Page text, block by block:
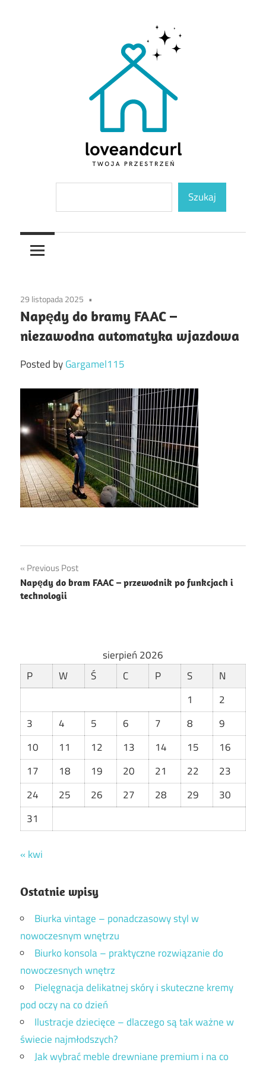
Loveandcurl Szukaj
29 listopada 2025
Napędy do bramy FAAC –
niezawodna automatyka wjazdowa
Posted byGargamel115
Nawigacja
wpisu
Previous Post
Napędy do bram FAAC – przewodnik po funkcjach i
technologii
sierpień 2026
P
W Ś C P S
N
1
2
3
4 5 6 7 8
9
10
11 12 13 14 15
16
17
18 19 20 21 22
23
24
25 26 27 28 29
30
31
« kwi
Ostatnie wpisy
Biurka vintage – ponadczasowy styl w
nowoczesnym wnętrzu
Biurko konsola – praktyczne rozwiązanie do
nowoczesnych wnętrz
Pielęgnacja delikatnej skóry i skuteczne kremy
pod oczy na co dzień
Ilustracje dziecięce – dlaczego są tak ważne w
świecie najmłodszych?
Jak wybrać meble drewniane premium i na co